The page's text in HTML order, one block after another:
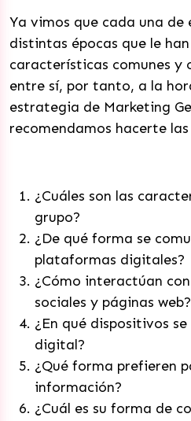
Ya vimos que cada una
distintas épocas que le
características comunes y
entre sí, por tanto, a la
estrategia de Marketing
recomendamos hacerte
¿Cuáles son las
grupo?
¿De qué forma se
plataformas digitales?
¿Cómo interactúan
sociales y páginas web?
¿En qué dispositivos
digital?
¿Qué forma prefieren
información?
¿Cuál es su forma de